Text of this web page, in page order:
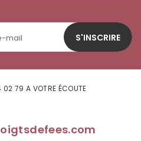
S'INSCRIRE
79 A VOTRE ÉCOUTE